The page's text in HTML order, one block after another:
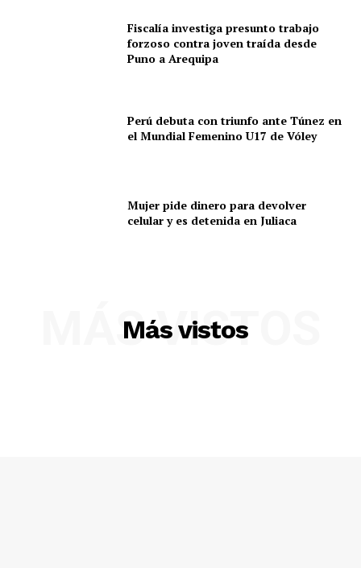
Fiscalía investiga presunto trabajo
forzoso contra joven traída desde
Puno a Arequipa
Perú debuta con triunfo ante Túnez en
el Mundial Femenino U17 de Vóley
Mujer pide dinero para devolver
celular y es detenida en Juliaca
Más vistos
MÁS VISTOS